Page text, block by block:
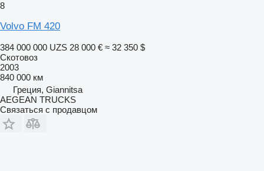
8
Volvo FM 420
384 000 000 UZS 28 000 € ≈ 32 350 $
Скотовоз
2003
840 000 км
Греция, Giannitsa
AEGEAN TRUCKS
Связаться с продавцом